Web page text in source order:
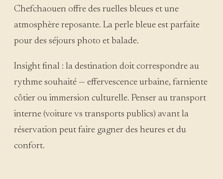
Chefchaouen offre des ruelles bleues et une
atmosphère reposante. La perle bleue est parfaite
pour des séjours photo et balade.
Insight final : la destination doit correspondre au
rythme souhaité — effervescence urbaine, farniente
côtier ou immersion culturelle. Penser au transport
interne (voiture vs transports publics) avant la
réservation peut faire gagner des heures et du
confort.